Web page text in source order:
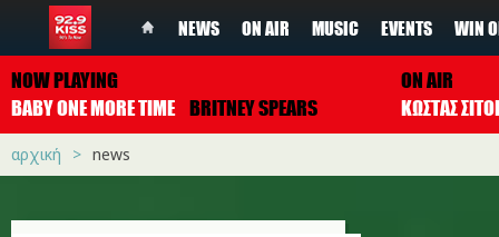
NEWS ON AIR MUSIC EVENTS WIN
NOW PLAYING
BABY ONE MORE TIME BRITNEY SPEARS
ON AIR
ΚΩΣΤΑΣ
αρχική news